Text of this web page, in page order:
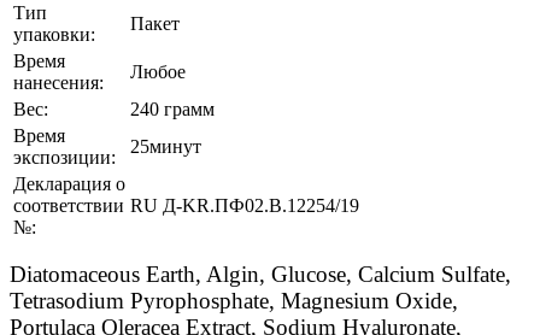
Тип
упаковки:
Пакет
Время
нанесения:
Любое
Вес:
240 грамм
Время
экспозиции:
25минут
Декларация о
соответствии
№:
RU Д-KR.ПФ02.В.12254/19
Diatomaceous Earth, Algin, Glucose, Calcium Sulfate,
Tetrasodium Pyrophosphate, Magnesium Oxide,
Portulaca Oleracea Extract, Sodium Hyaluronate,